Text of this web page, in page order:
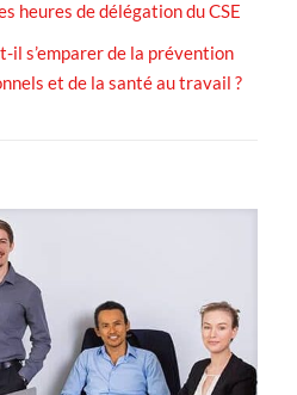
heures de délégation du CSE
il s’emparer de la prévention
et de la santé au travail ?